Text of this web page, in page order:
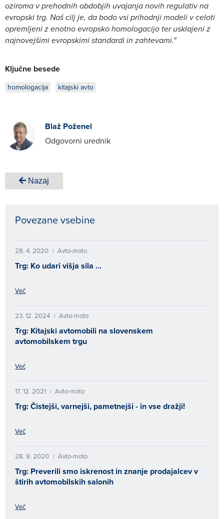
oziroma v prehodnih obdobjih uvajanja novih regulativ na
evropski trg. Naš cilj je, da bodo vsi prihodnji modeli v celoti
opremljeni z enotno evropsko homologacijo ter usklajeni z
najnovejšimi evropskimi standardi in zahtevami."
Ključne besede
homologacija kitajski avto
Blaž Poženel
Odgovorni urednik
Nazaj
Povezane vsebine
28. 4. 2020 | Avto-moto
Trg: Ko udari višja sila …
Več
23. 12. 2024 | Avto-moto
Trg: Kitajski avtomobili na slovenskem
avtomobilskem trgu
Več
17. 12. 2021 | Avto-moto
Trg: Čistejši, varnejši, pametnejši - in vse dražji!
Več
28. 9. 2020 | Avto-moto
Trg: Preverili smo iskrenost in znanje prodajalcev v
štirih avtomobilskih salonih
Več